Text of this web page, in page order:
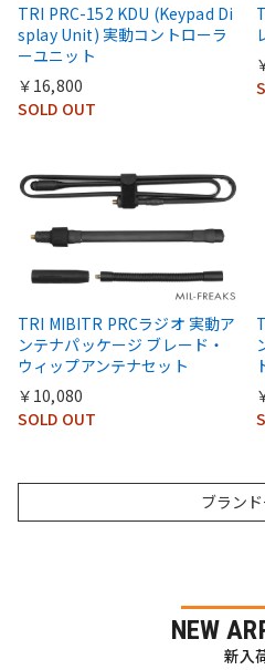
TRI PRC-152 KDU (Keypad Di
splay Unit) 実動コントローラ
ーユニット
￥16,800
SOLD OUT
TRI MIBITR PRCラジオ 実動ア
ンテナパッケージ ブレード・
ウィップアンテナセット
￥10,080
SOLD OUT
ブラン
NEW
新入